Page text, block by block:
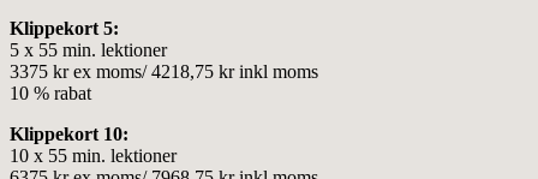
Klippekort 5:
5 x 55 min. lektioner
3375 kr ex moms/ 4218,75 kr inkl moms
10 % rabat
Klippekort 10:
10 x 55 min. lektioner